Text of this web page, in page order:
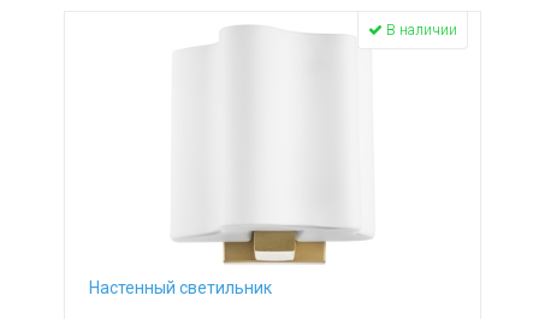
Настенный светильник
В наличии